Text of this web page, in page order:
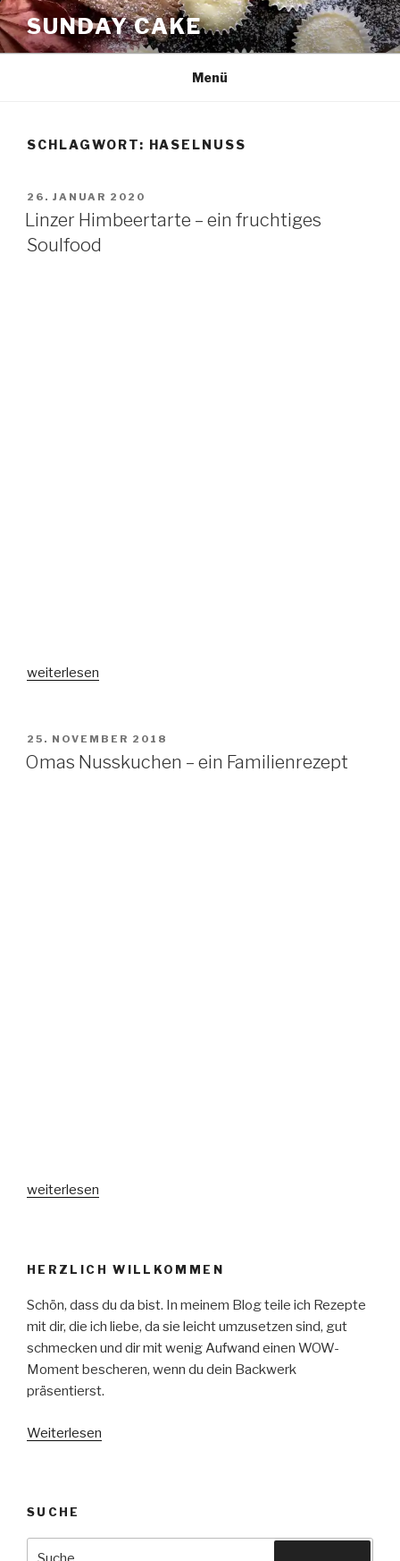
Zum
Inhalt
springen
SUNDAY CAKE
Menü
SCHLAGWORT: HASELNUSS
VERÖFFENTLICHT
AM
26. JANUAR 2020
Linzer Himbeertarte – ein fruchtiges
Soulfood
„Linzer
ein
fruchtiges
weiterlesen
VERÖFFENTLICHT
AM
25. NOVEMBER 2018
Omas Nusskuchen – ein Familienrezept
„Omas
Familienrezept“
weiterlesen
HERZLICH WILLKOMMEN
Schön, dass du da bist. In meinem Blog teile ich Rezepte
mit dir, die ich liebe, da sie leicht umzusetzen sind, gut
schmecken und dir mit wenig Aufwand einen WOW-
Moment bescheren, wenn du dein Backwerk
präsentierst.
Weiterlesen
SUCHE